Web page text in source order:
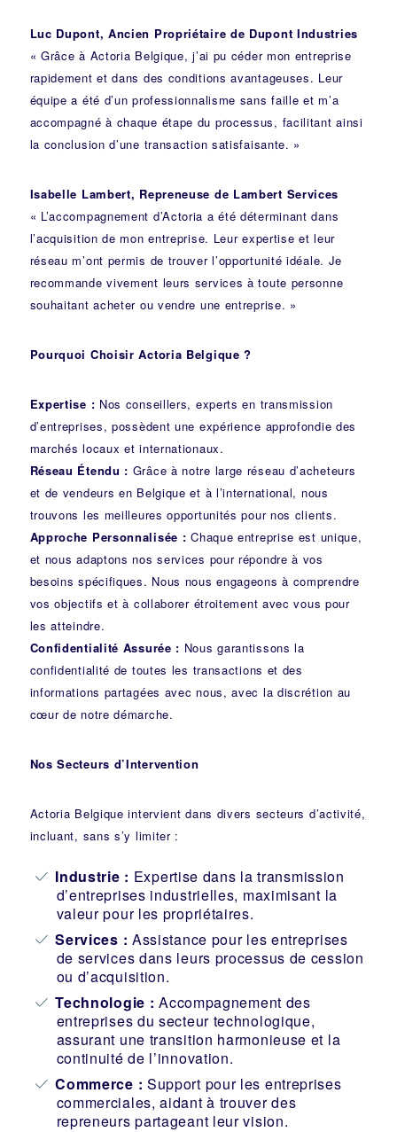
Luc Dupont, Ancien Propriétaire de Dupont Industries
« Grâce à Actoria Belgique, j’ai pu céder mon entreprise
rapidement et dans des conditions avantageuses. Leur
équipe a été d’un professionnalisme sans faille et m’a
accompagné à chaque étape du processus, facilitant ainsi
la conclusion d’une transaction satisfaisante. »
Isabelle Lambert, Repreneuse de Lambert Services
« L’accompagnement d’Actoria a été déterminant dans
l’acquisition de mon entreprise. Leur expertise et leur
réseau m’ont permis de trouver l’opportunité idéale. Je
recommande vivement leurs services à toute personne
souhaitant acheter ou vendre une entreprise. »
Pourquoi Choisir Actoria Belgique ?
Expertise : Nos conseillers, experts en transmission
d’entreprises, possèdent une expérience approfondie des
marchés locaux et internationaux.
Réseau Étendu : Grâce à notre large réseau d’acheteurs
et de vendeurs en Belgique et à l’international, nous
trouvons les meilleures opportunités pour nos clients.
Approche Personnalisée : Chaque entreprise est unique,
et nous adaptons nos services pour répondre à vos
besoins spécifiques. Nous nous engageons à comprendre
vos objectifs et à collaborer étroitement avec vous pour
les atteindre.
Confidentialité Assurée : Nous garantissons la
confidentialité de toutes les transactions et des
informations partagées avec nous, avec la discrétion au
cœur de notre démarche.
Nos Secteurs d’Intervention
Actoria Belgique intervient dans divers secteurs d’activité,
incluant, sans s’y limiter :
Industrie : Expertise dans la transmission
d’entreprises industrielles, maximisant la
valeur pour les propriétaires.
Services : Assistance pour les entreprises
de services dans leurs processus de cession
ou d’acquisition.
Technologie : Accompagnement des
entreprises du secteur technologique,
assurant une transition harmonieuse et la
continuité de l’innovation.
Commerce : Support pour les entreprises
commerciales, aidant à trouver des
repreneurs partageant leur vision.